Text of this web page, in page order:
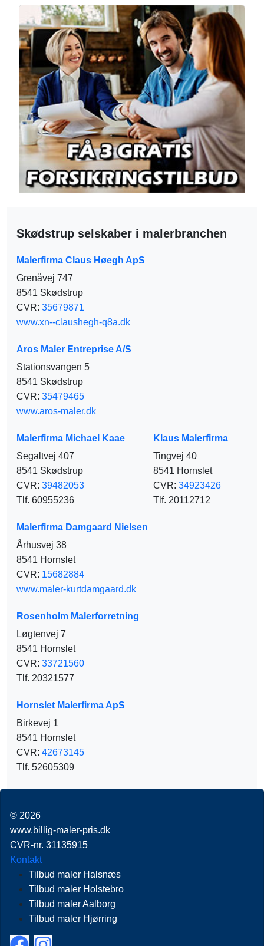
Skødstrup selskaber i malerbranchen
Malerfirma Claus Høegh ApS
Grenåvej 747
8541 Skødstrup
CVR: 35679871
www.xn--claushegh-q8a.dk
Aros Maler Entreprise A/S
Stationsvangen 5
8541 Skødstrup
CVR: 35479465
www.aros-maler.dk
Malerfirma Michael Kaae
Segaltvej 407
8541 Skødstrup
CVR: 39482053
Tlf. 60955236
Klaus Malerfirma
Tingvej 40
8541 Hornslet
CVR: 34923426
Tlf. 20112712
Malerfirma Damgaard Nielsen
Århusvej 38
8541 Hornslet
CVR: 15682884
www.maler-kurtdamgaard.dk
Rosenholm Malerforretning
Løgtenvej 7
8541 Hornslet
CVR: 33721560
Tlf. 20321577
Hornslet Malerfirma ApS
Birkevej 1
8541 Hornslet
CVR: 42673145
Tlf. 52605309
© 2026
www.billig-maler-pris.dk
CVR-nr. 31135915
Kontakt
Tilbud maler Halsnæs
Tilbud maler Holstebro
Tilbud maler Aalborg
Tilbud maler Hjørring